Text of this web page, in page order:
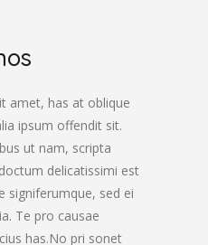
amet, has at oblique
ipsum offendit sit.
ut nam, scripta
delicatissimi est
signiferumque, sed ei
Te pro causae
has.No pri sonet